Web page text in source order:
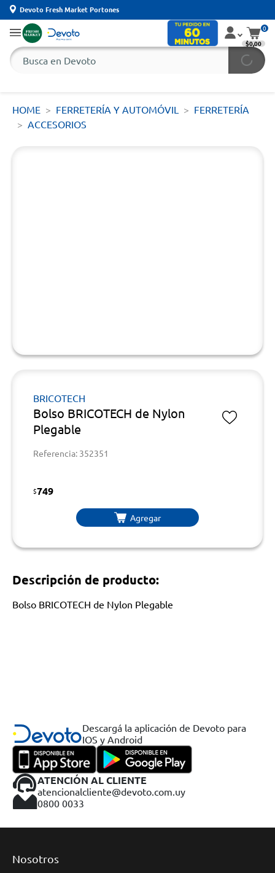
Devoto Fresh Market Portones
0
$0,00
HOME FERRETERÍA Y AUTOMÓVIL
FERRETERÍA
ACCESORIOS
BRICOTECH
Bolso BRICOTECH de Nylon
Plegable
Referencia: 352351
$749
Agregar
Descripción de producto:
Bolso BRICOTECH de Nylon Plegable
Descargá la aplicación de Devoto para
IOS y Android
ATENCIÓN AL CLIENTE
atencionalcliente@devoto.com.uy
0800 0033
Nosotros